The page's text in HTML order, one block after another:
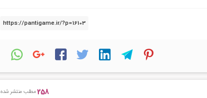
258مطلب منتشر شده